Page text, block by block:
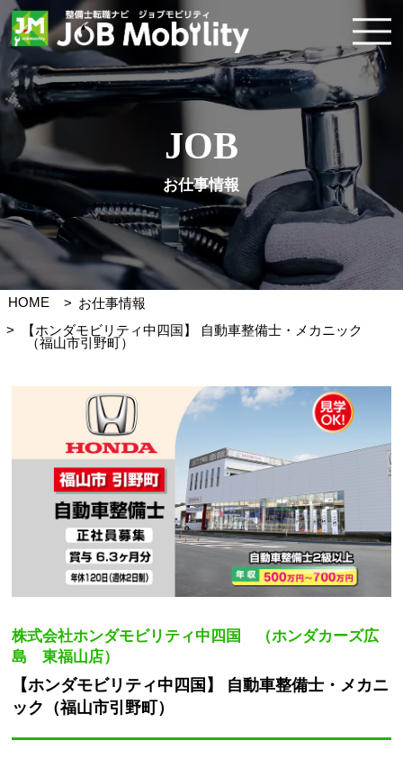
JOB
お仕事情報
HOME
お仕事情報
【ホンダモビリティ中四国】 自動車整備士・メカニック
（福山市引野町）
株式会社ホンダモビリティ中四国 （ホンダカーズ広
島 東福山店）
【ホンダモビリティ中四国】 自動車整備士・メカニ
ック（福山市引野町）